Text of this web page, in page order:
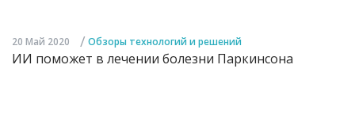
20 Май 2020 / Обзоры технологий и решений
ИИ поможет в лечении болезни Паркинсона